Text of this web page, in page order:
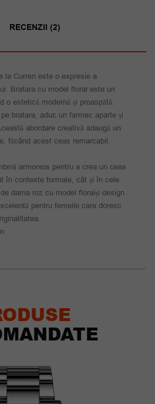
90.00 lei.
RECENZII (2)
la Curren este o expresie a
Bratara cu model floral este un
o estetică modernă și proaspătă.
bratara, aduc un farmec aparte și
abordare creativă adaugă un
făcând acest ceas remarcabil.
armonios pentru a crea un ceas
în contexte formale, cât și în cele
dama roz cu model floralși design
pentru femeile care doresc